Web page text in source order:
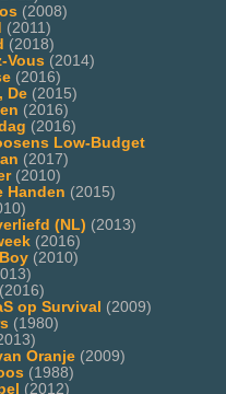
(2008)
(2011)
(2018)
Vous (2014)
(2016)
De (2015)
(2016)
(2016)
Low-Budget
(2017)
(2010)
Handen (2015)
(NL) (2013)
(2016)
(2010)
(2016)
op Survival (2009)
(1980)
Oranje (2009)
(1988)
(2012)